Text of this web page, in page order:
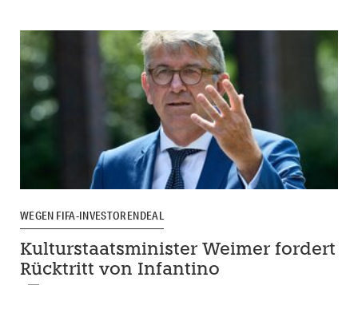
WEGEN FIFA-INVESTORENDEAL
Kulturstaatsminister Weimer fordert
Rücktritt von Infantino